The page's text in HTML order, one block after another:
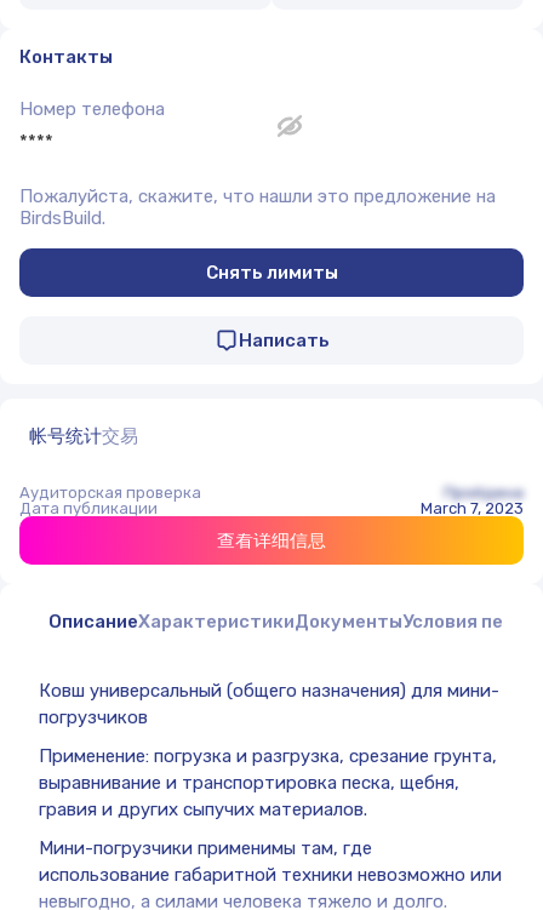
Контакты
Номер телефона
****
Пожалуйста, скажите, что нашли это предложение на
BirdsBuild.
Снять лимиты
Написать
帐号统计交易
Аудиторская проверка
Пройдена
Дата публикации
March 7, 2023
查看详细信息
ОписаниеХарактеристикиДокументыУсловия
Ковш универсальный (общего назначения) для мини-
погрузчиков
Применение: погрузка и разгрузка, срезание грунта,
выравнивание и транспортировка песка, щебня,
гравия и других сыпучих материалов.
Мини-погрузчики применимы там, где
использование габаритной техники невозможно или
невыгодно, а силами человека тяжело и долго.